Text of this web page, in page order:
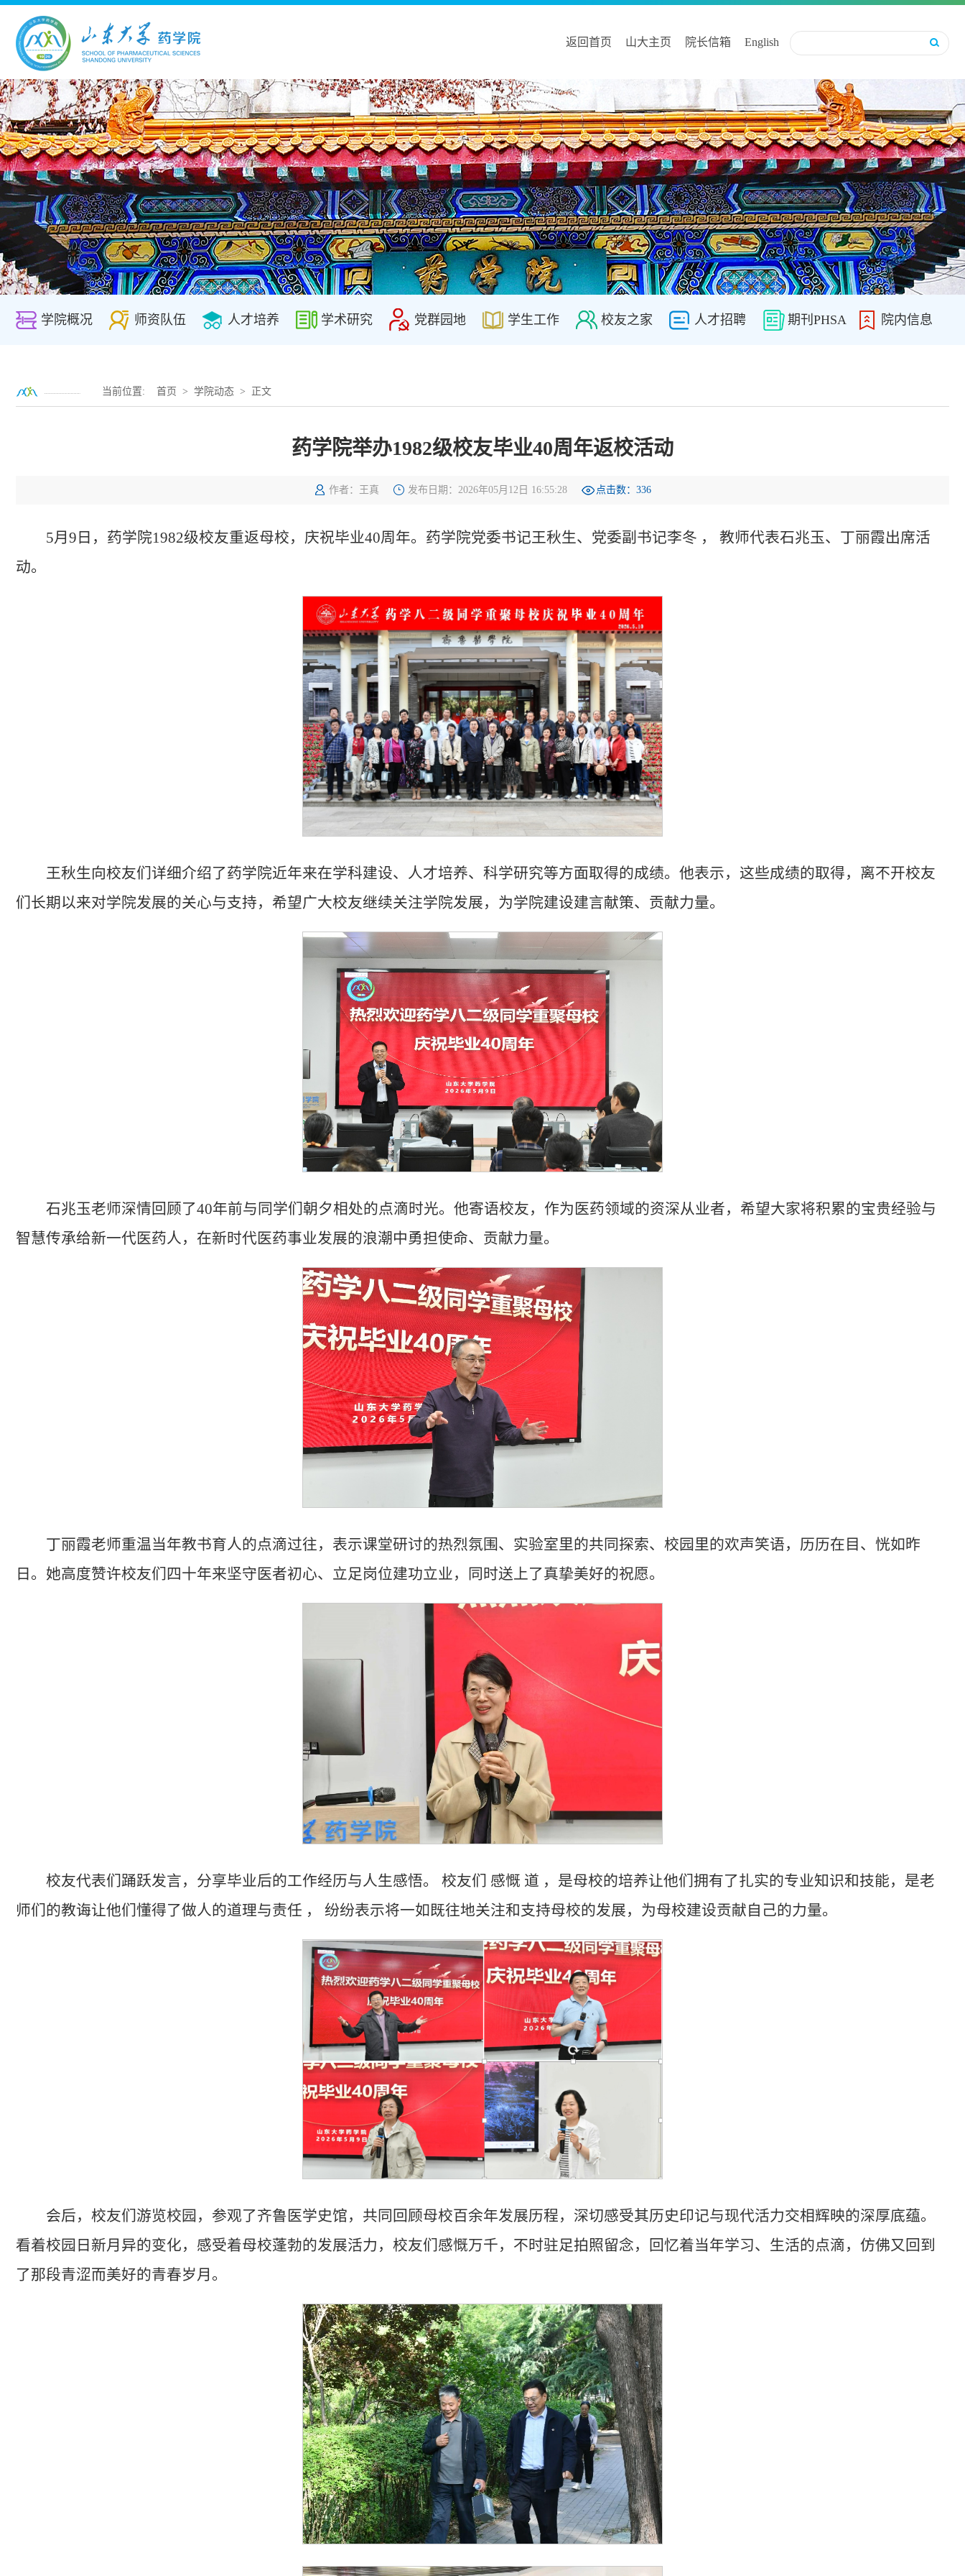
返回首页 山大主页 院长信箱 English
学院概况 师资队伍 人才培养 学术研究 党群园地 学生工作 校友之家 人才招聘 期刊PHSA 院内信息
当前位置: 首页 > 学院动态 > 正文
药学院举办1982级校友毕业40周年返校活动
作者：王真 发布日期：2026年05月12日 16:55:28 点击数： 336
5月9日，药学院1982级校友重返母校，庆祝毕业40周年。药学院党委书记王秋生、党委副书记李冬 ， 教师代表石兆玉、丁丽霞出席活
动。
王秋生向校友们详细介绍了药学院近年来在学科建设、人才培养、科学研究等方面取得的成绩。他表示，这些成绩的取得，离不开校友
们长期以来对学院发展的关心与支持，希望广大校友继续关注学院发展，为学院建设建言献策、贡献力量。
石兆玉老师深情回顾了40年前与同学们朝夕相处的点滴时光。他寄语校友，作为医药领域的资深从业者，希望大家将积累的宝贵经验与
智慧传承给新一代医药人，在新时代医药事业发展的浪潮中勇担使命、贡献力量。
丁丽霞老师重温当年教书育人的点滴过往，表示课堂研讨的热烈氛围、实验室里的共同探索、校园里的欢声笑语，历历在目、恍如昨
日。她高度赞许校友们四十年来坚守医者初心、立足岗位建功立业，同时送上了真挚美好的祝愿。
校友代表们踊跃发言，分享毕业后的工作经历与人生感悟。 校友们 感慨 道 ，是母校的培养让他们拥有了扎实的专业知识和技能，是老
师们的教诲让他们懂得了做人的道理与责任 ， 纷纷表示将一如既往地关注和支持母校的发展，为母校建设贡献自己的力量。
会后，校友们游览校园，参观了齐鲁医学史馆，共同回顾母校百余年发展历程，深切感受其历史印记与现代活力交相辉映的深厚底蕴。
看着校园日新月异的变化，感受着母校蓬勃的发展活力，校友们感慨万千，不时驻足拍照留念，回忆着当年学习、生活的点滴，仿佛又回到
了那段青涩而美好的青春岁月。